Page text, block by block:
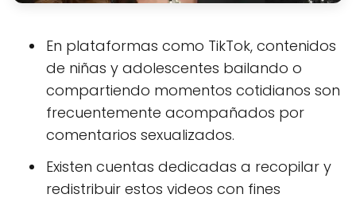
En plataformas como TikTok, contenidos
de niñas y adolescentes bailando o
compartiendo momentos cotidianos son
frecuentemente acompañados por
comentarios sexualizados.
Existen cuentas dedicadas a recopilar y
redistribuir estos videos con fines